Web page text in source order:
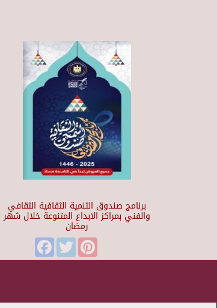
برنامج صندوق التنمية الثقافية الثقافي
والفني بمراكز الابداع المتنوعة خلال شهر
رمضان
FacebookTwitterPinterest